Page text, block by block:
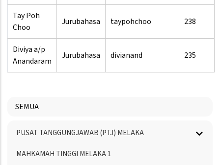
Tay Poh
Choo
Jurubahasa taypohchoo 238
Diviya a/p
Anandaram
Jurubahasa divianand 235
SEMUA
Menu
PUSAT TANGGUNGJAWAB (PTJ) MELAKA
MAHKAMAH TINGGI MELAKA 1